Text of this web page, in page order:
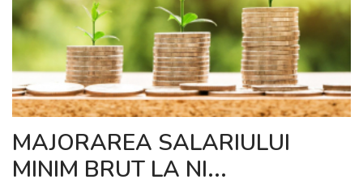
MAJORAREA SALARIULUI
MINIM BRUT LA NI...